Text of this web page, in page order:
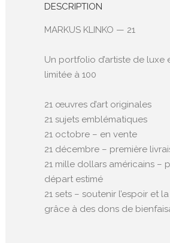
DESCRIPTION
MARKUS KLINKO — 21
Un portfolio d’artiste de luxe
limitée à 100
21 œuvres d’art originales
21 sujets emblématiques
21 octobre – en vente
21 décembre – première
21 mille dollars américains –
départ estimé
21 sets – soutenir l’espoir et
grâce à des dons de